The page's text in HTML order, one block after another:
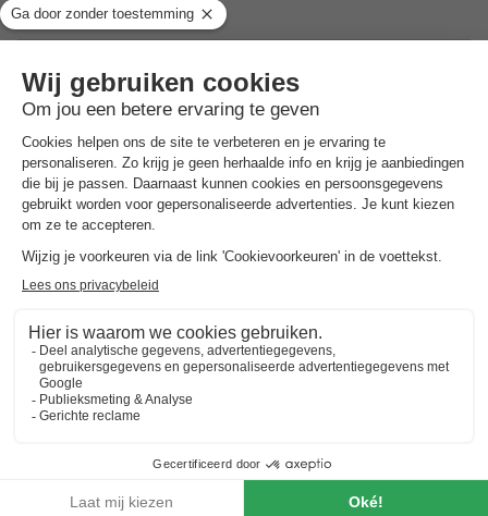
Aminess Style Camping Atea Resort***** is ideaal gelegen op
heteiland Krk , op slechts10 meter van het strand
ontspannen natuurlijke omgeving, perfect om wakker te
worden met het geluid van de golven en te harmoniëren met de
ontspannen sfeer van het eiland. Het resort beschikt overeen
aantal zwembaden
hoofdzwembadencomplex heeft in totaal11 zwembaden,
waarvan 9 in het onlangs gerenoveerde complex en nog eens 2
allemaal gratis zijn voor gasten met een camping polsbandje.
Het eiland Krk staat bekend om zijn historische steden,
prachtige stranden en unieke keuken.
sport- en recreatiefaciliteiten Nieuw in 2025
multisportvelden (4 basketbalringen en 2 minivoetbaldoelen),
een padelbaan, minigolf en een fitnessruimte in de open lucht.